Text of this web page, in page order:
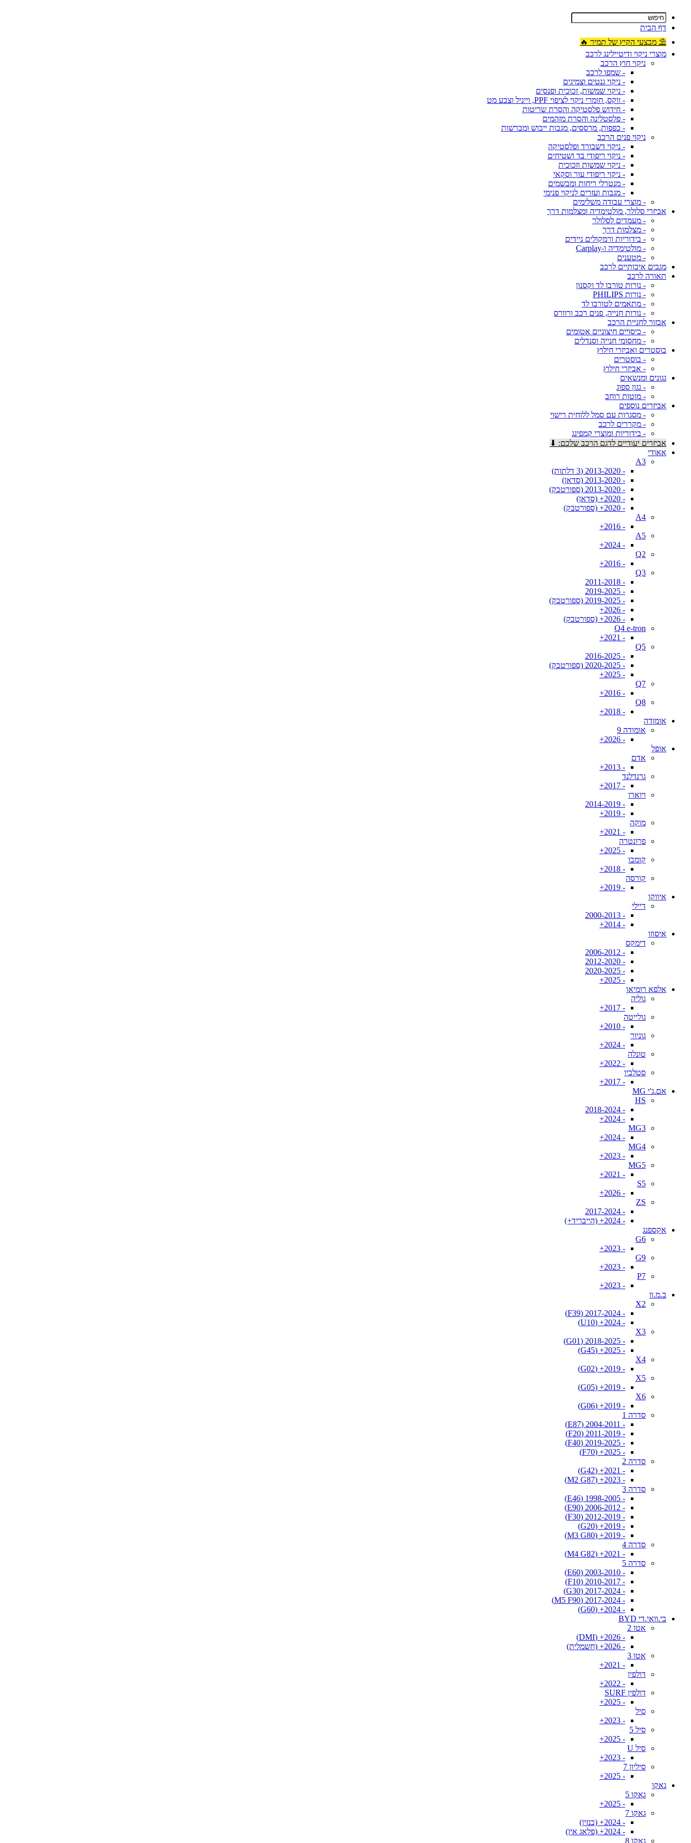
דף הבית
⛱ מבצעי הקיץ של תמיר 🔥
מוצרי ניקוי ודיטיילינג לרכב
ניקוי חוץ הרכב
- שמפו לרכב
- ניקוי גנטים וצמיגים
- ניקוי שמשות, זכוכית ופנסים
- ווקס, חומרי ניקוי לציפוי PPF, וייניל וצבע מט
- חידוש פלסטיקה והסרת שריטות
- פלסטלינה והסרת מזהמים
- כפפות, מרססים, מגבות ייבוש ומברשות
ניקוי פנים הרכב
- ניקוי דשבורד ופלסטיקה
- ניקוי ריפודי בד ושטיחים
- ניקוי שמשות וזכוכית
- ניקוי ריפודי עור וסקאי
- מנטרלי ריחות ומבשמים
- מגבות ועזרים לניקוי פנימי
- מוצרי עבודה משלימים
אביזרי סלולר, מולטימדיה ומצלמות דרך
- מעמדים לסלולר
- מצלמות דרך
- בידוריות ורמקולים ניידים
- מולטימדיה ו-Carplay
- מטענים
מגבים איכותיים לרכב
תאורה לרכב
- נורות טורבו לד וקסנון
- נורות PHILIPS
- מתאמים לטורבו לד
- נורות חנייה, פנים רכב ורוורס
אבזור לחניית הרכב
- כיסויים חיצוניים אטומים
- מחסומי חנייה וסנדלים
בוסטרים ואביזרי חילוץ
- בוסטרים
- אביזרי חילוץ
גגונים ומנשאים
- גגון ספוג
- מוטות רוחב
אביזרים נוספים
- מסגרות עם סמל ללוחית רישוי
- מקררים לרכב
- בידוריות ומוצרי קמפינג
אביזרים יעודיים לדגם הרכב שלכם: ⬇
אאודי
A3
- 2013-2020 (3 דלתות)
- 2013-2020 (סדאן)
- 2013-2020 (ספורטבק)
- 2020+ (סדאן)
- 2020+ (ספורטבק)
A4
- 2016+
A5
- 2024+
Q2
- 2016+
Q3
- 2011-2018
- 2019-2025
- 2019-2025 (ספורטבק)
- 2026+
- 2026+ (ספורטבק)
Q4 e-tron
- 2021+
Q5
- 2016-2025
- 2020-2025 (ספורטבק)
- 2025+
Q7
- 2016+
Q8
- 2018+
אומודה
אומודה 9
- 2026+
אופל
אדם
- 2013+
גרנדלנד
- 2017+
ויוארו
- 2014-2019
- 2019+
מוקה
- 2021+
פרונטרה
- 2025+
קומבו
- 2018+
קורסה
- 2019+
איווקו
דיילי
- 2000-2013
- 2014+
איסוזו
דימקס
- 2006-2012
- 2012-2020
- 2020-2025
- 2025+
אלפא רומיאו
גוליה
- 2017+
גולייטה
- 2010+
גוניור
- 2024+
טונלה
- 2022+
סטלביו
- 2017+
אם.ג'י MG
HS
- 2018-2024
- 2024+
MG3
- 2024+
MG4
- 2023+
MG5
- 2021+
S5
- 2026+
ZS
- 2017-2024
- 2024+ (הייבריד+)
אקספנג
G6
- 2023+
G9
- 2023+
P7
- 2023+
ב.מ.וו
X2
- 2017-2024 (F39)
- 2024+ (U10)
X3
- 2018-2025 (G01)
- 2025+ (G45)
X4
- 2019+ (G02)
X5
- 2019+ (G05)
X6
- 2019+ (G06)
סדרה 1
- 2004-2011 (E87)
- 2011-2019 (F20)
- 2019-2025 (F40)
- 2025+ (F70)
סדרה 2
- 2021+ (G42)
- 2023+ (M2 G87)
סדרה 3
- 1998-2005 (E46)
- 2006-2012 (E90)
- 2012-2019 (F30)
- 2019+ (G20)
- 2019+ (M3 G80)
סדרה 4
- 2021+ (M4 G82)
סדרה 5
- 2003-2010 (E60)
- 2010-2017 (F10)
- 2017-2024 (G30)
- 2017-2024 (M5 F90)
- 2024+ (G60)
בי.וואי.די BYD
אטו 2
- 2026+ (DMI)
- 2026+ (חשמלית)
אטו 3
- 2021+
דולפין
- 2022+
דולפין SURF
- 2025+
סיל
- 2023+
סיל 5
- 2025+
סיל U
- 2023+
סיליון 7
- 2025+
גאקו
גאקו 5
- 2025+
גאקו 7
- 2024+ (בנזין)
- 2024+ (פלאג אין)
גאקו 8